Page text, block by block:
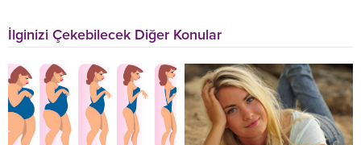
İlginizi Çekebilecek Diğer Konular